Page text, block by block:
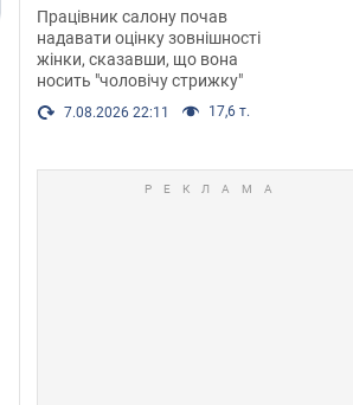
після хімієтерапії,
розгорівся скандал.
Фото
Працівник салону почав
надавати оцінку зовнішності
жінки, сказавши, що вона
носить "чоловічу стрижку"
7.08.2026 22:11 17,6 т.